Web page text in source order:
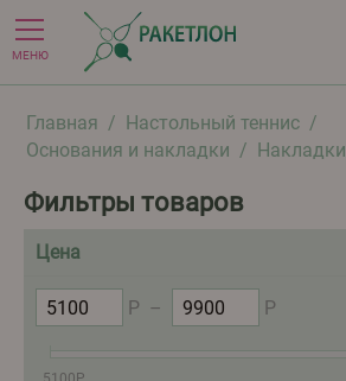
МЕНЮ
Главная / Настольный теннис /
Основания и накладки / Накладки
Фильтры товаров
Цена
Р – Р